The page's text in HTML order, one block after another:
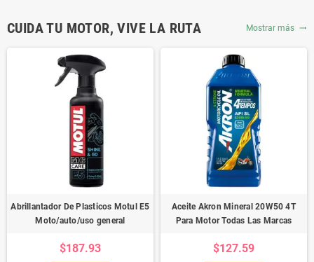
CUIDA TU MOTOR, VIVE LA RUTA Mostrar más trending_flat
Abrillantador De Plasticos Motul E5
Moto/auto/uso general
$187.93
Aceite Akron Mineral 20W50 4T
Para Motor Todas Las Marcas
$127.59